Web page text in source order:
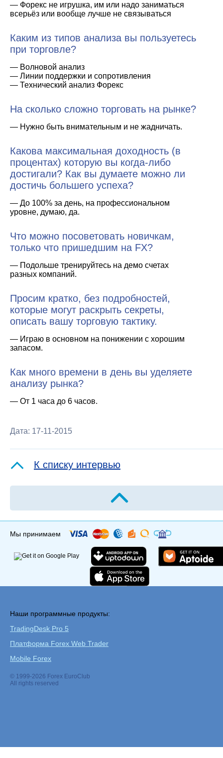
— Форекс не игрушка, им или надо заниматься
всерьёз или вообще лучше не связываться
Каким из типов анализа вы пользуетесь
при торговле?
— Волновой анализ
— Линии поддержки и сопротивления
— Технический анализ Форекс
На сколько сложно торговать на рынке?
— Нужно быть внимательным и не жадничать.
Какова максимальная доходность (в
процентах) которую вы когда-либо
достигали? Как вы думаете можно ли
достичь большего успеха?
— До 100% за день, на профессиональном
уровне, думаю, да.
Что можно посоветовать новичкам,
только что пришедшим на FX?
— Подольше тренируйтесь на демо счетах
разных компаний.
Просим кратко, без подробностей,
которые могут раскрыть секреты,
описать вашу торговую тактику.
— Играю в основном на понижении с хорошим
запасом.
Как много времени в день вы уделяете
анализу рынка?
— От 1 часа до 6 часов.
Дата: 17-11-2015
К списку интервью
Мы принимаем
Наши программные продукты:
TradingDesk Pro 5
Платформа Forex Web Trader
Mobile Forex
© 1999-2026 Forex EuroClub
All rights reserved